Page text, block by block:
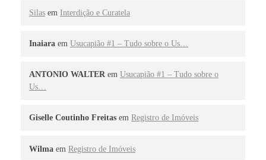
Silas em Interdição e Curatela
Inaiara em Usucapião #1 – Tudo sobre o Us…
ANTONIO WALTER em Usucapião #1 – Tudo sobre o
Us…
Giselle Coutinho Freitas em Registro de Imóveis
Wilma em Registro de Imóveis